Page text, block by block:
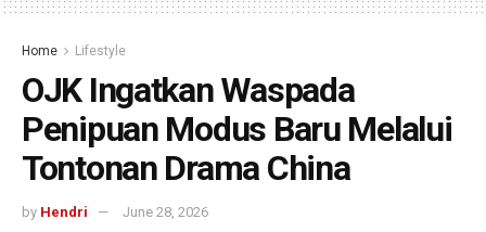
Home Lifestyle
OJK Ingatkan Waspada
Penipuan Modus Baru Melalui
Tontonan Drama China
by Hendri June 28, 2026